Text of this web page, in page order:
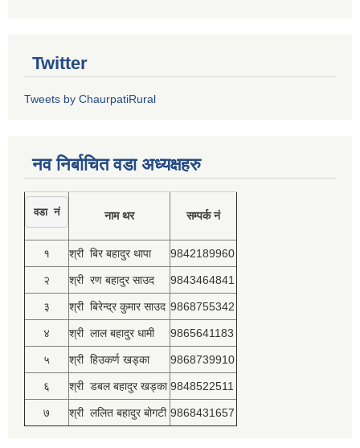
Twitter
Tweets by ChaurpatiRural
नव निर्बाचित वडा अध्यक्षहरु
वडा नं नाम थर सम्पर्क नं
१ श्री बिर बहादुर थापा 9842189960
२ श्री रण बहादुर साउद 9843464841
३ श्री बिरेन्द्र कुमार साउद 9868755342
४ श्री लाल बहादुर धामी 9865641183
५ श्री हिउकर्ण खड्का 9868739910
६ श्री डबल बहादुर खड्का 9848522511
७ श्री ललित बहादुर बोगटी 9868431657